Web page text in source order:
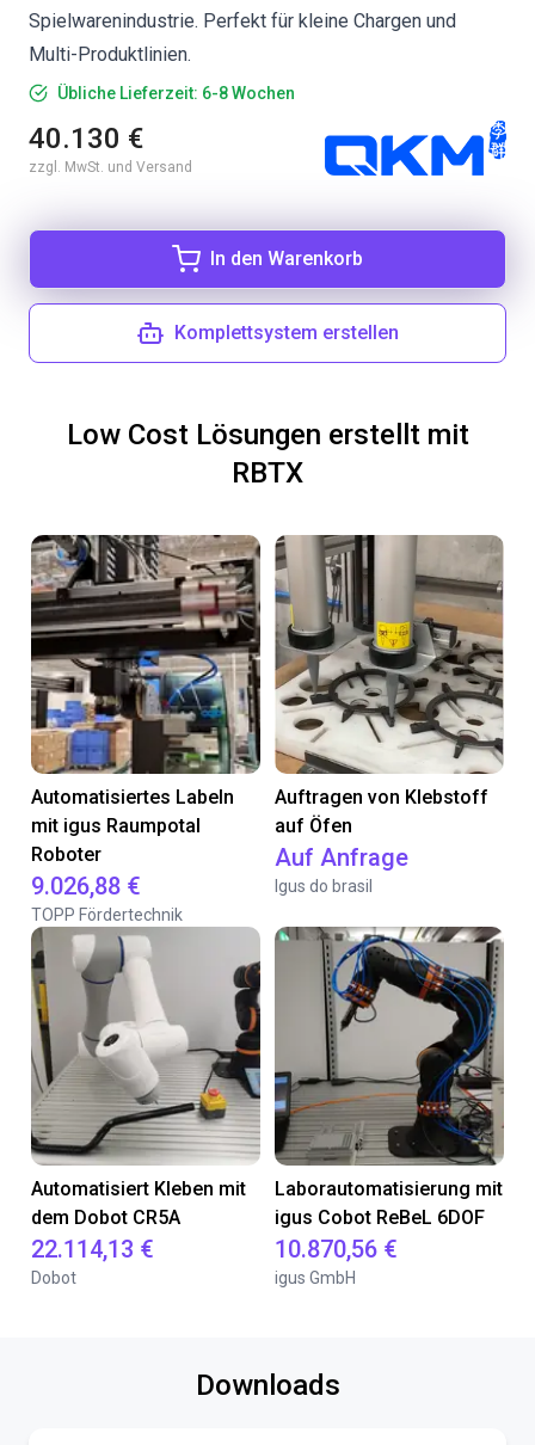
Spielwarenindustrie. Perfekt für kleine Chargen und
Multi-Produktlinien.
Übliche Lieferzeit: 6-8 Wochen
40.130 €
zzgl. MwSt. und Versand
In den Warenkorb
Komplettsystem erstellen
Low Cost Lösungen erstellt mit
RBTX
Automatisiertes Labeln
mit igus Raumpotal
Roboter
9.026,88 €
TOPP Fördertechnik
Auftragen von Klebstoff
auf Öfen
Auf Anfrage
Igus do brasil
Automatisiert Kleben mit
dem Dobot CR5A
22.114,13 €
Dobot
Laborautomatisierung mit
igus Cobot ReBeL 6DOF
10.870,56 €
igus GmbH
Downloads